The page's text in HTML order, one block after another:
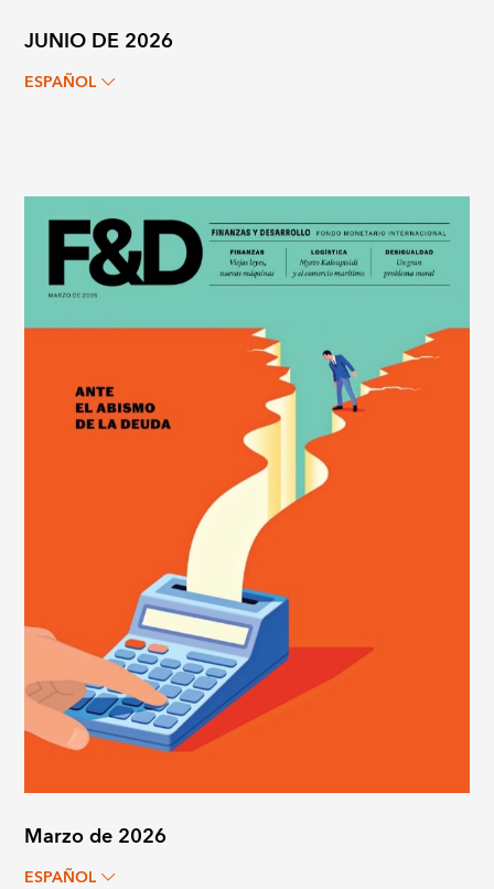
JUNIO DE 2026
ESPAÑOL
Marzo de 2026
ESPAÑOL